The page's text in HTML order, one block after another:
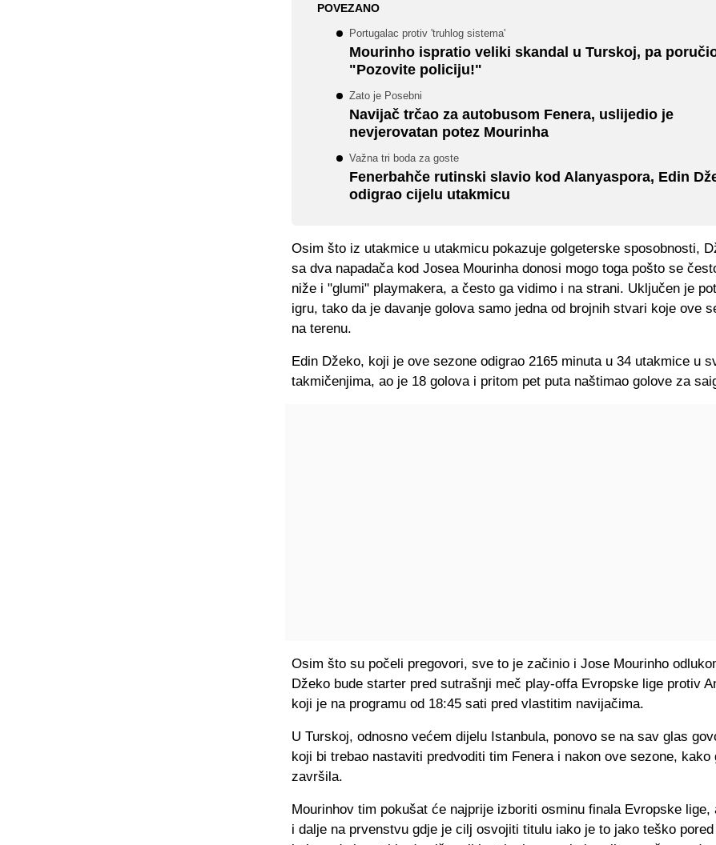
POVEZANO
Portugalac protiv 'truhlog sistema'
Mourinho ispratio veliki skandal u Turskoj, pa
"Pozovite policiju!"
Zato je Posebni
Navijač trčao za autobusom Fenera, uslijedio je
nevjerovatan potez Mourinha
Važna tri boda za goste
Fenerbahče rutinski slavio kod Alanyaspora, Edin
odigrao cijelu utakmicu
Osim što iz utakmice u utakmicu pokazuje golgeterske sposobnosti,
sa dva napadača kod Josea Mourinha donosi mogo toga pošto se
niže i "glumi" playmakera, a često ga vidimo i na strani. Uključen je
igru, tako da je davanje golova samo jedna od brojnih stvari koje ove
na terenu.
Edin Džeko, koji je ove sezone odigrao 2165 minuta u 34 utakmice u
takmičenjima, ao je 18 golova i pritom pet puta naštimao golove za
Osim što su počeli pregovori, sve to je začinio i Jose Mourinho
Džeko bude starter pred sutrašnji meč play-offa Evropske lige protiv
koji je na programu od 18:45 sati pred vlastitim navijačima.
U Turskoj, odnosno većem dijelu Istanbula, ponovo se na sav glas
koji bi trebao nastaviti predvoditi tim Fenera i nakon ove sezone, kako
završila.
Mourinhov tim pokušat će najprije izboriti osminu finala Evropske lige,
i dalje na prvenstvu gdje je cilj osvojiti titulu iako je to jako teško pored